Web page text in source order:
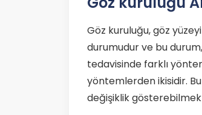
Göz kuruluğu, göz
durumudur ve bu
tedavisinde farklı
yöntemlerden ikisidir.
değişiklik